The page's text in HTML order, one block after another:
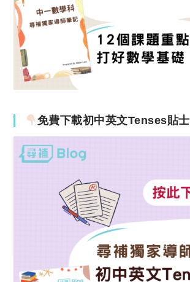
免費下載初中英文Tenses貼士